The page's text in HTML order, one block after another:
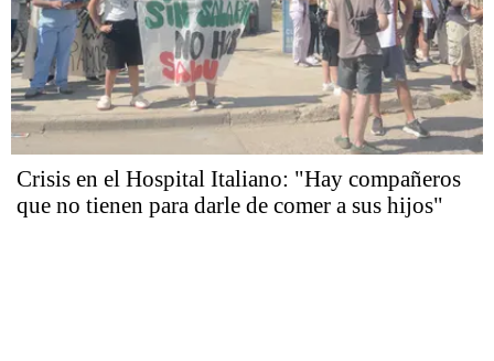
Crisis en el Hospital Italiano: "Hay compañeros
que no tienen para darle de comer a sus hijos"